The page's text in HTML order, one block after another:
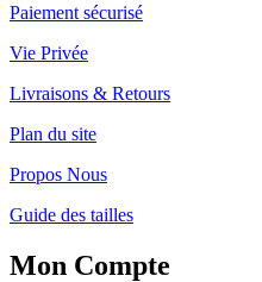
Paiement sécurisé
Vie Privée
Livraisons & Retours
Plan du site
Propos Nous
Guide des tailles
Mon Compte